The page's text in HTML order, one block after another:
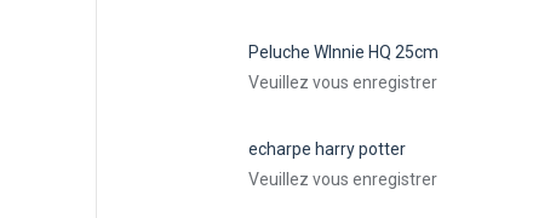
Peluche WInnie HQ 25cm
Veuillez vous enregistrer
echarpe harry potter
Veuillez vous enregistrer